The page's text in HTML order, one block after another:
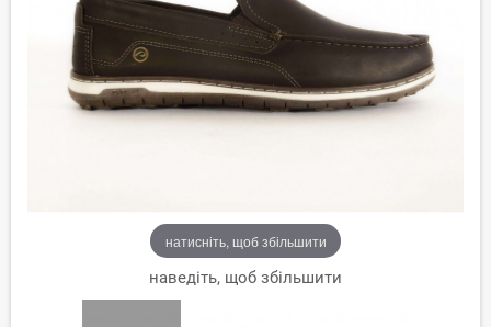
натисніть, щоб збільшити
наведіть, щоб збільшити